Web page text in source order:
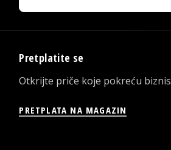
Pretplatite se
Otkrijte priče koje pokreću biznis
PRETPLATA NA MAGAZIN